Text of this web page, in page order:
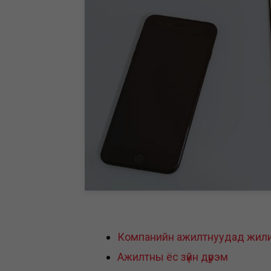
Компанийн ажилтнуудад
Ажилтны ёс зүйн дүрэм